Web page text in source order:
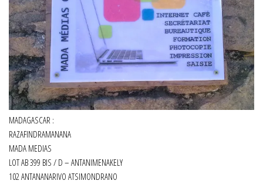
MADAGASCAR :
RAZAFINDRAMANANA
MADA MEDIAS
LOT AB 399 BIS / D – ANTANIMENAKELY
102 ANTANANARIVO ATSIMONDRANO